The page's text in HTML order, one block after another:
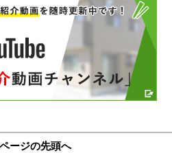
ージの先頭へ